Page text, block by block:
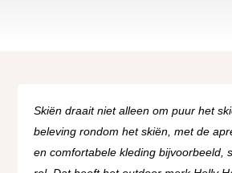
Skiën draait niet alleen om puur het
beleving rondom het skiën, met de
en comfortabele kleding bijvoorbeeld,